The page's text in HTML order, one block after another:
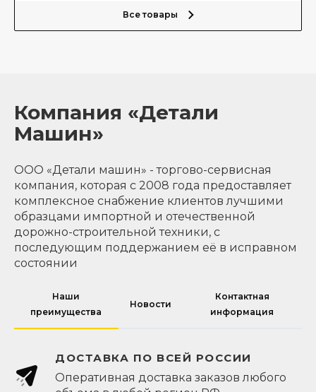
Все товары
Компания «Детали
Машин»
ООО «Детали машин» - торгово-сервисная
компания, которая с 2008 года предоставляет
комплексное снабжение клиентов лучшими
образцами импортной и отечественной
дорожно-строительной техники, с
последующим поддержанием её в исправном
состоянии
Наши
преимущества
Новости
Контактная
информация
ДОСТАВКА ПО ВСЕЙ РОССИИ
Оперативная доставка заказов любого